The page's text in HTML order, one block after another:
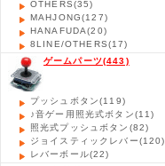
OTHERS(35)
MAHJONG(127)
HANAFUDA(20)
8LINE/OTHERS(17)
ゲームパーツ(443)
プッシュボタン(119)
♪音ゲー用照光式ボタン(11)
照光式プッシュボタン (82)
ジョイスティックレバー(120)
レバーボール(22)